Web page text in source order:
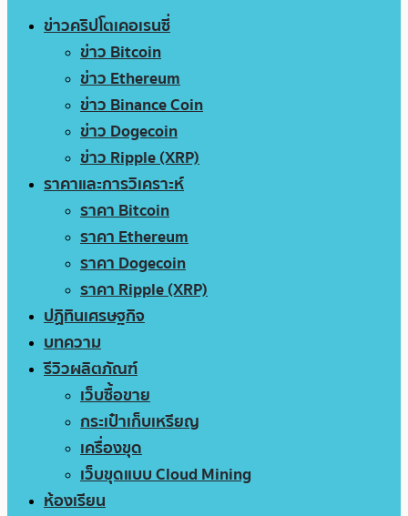
ข่าวคริปโตเคอเรนซี่
ข่าว Bitcoin
ข่าว Ethereum
ข่าว Binance Coin
ข่าว Dogecoin
ข่าว Ripple (XRP)
ราคาและการวิเคราะห์
ราคา Bitcoin
ราคา Ethereum
ราคา Dogecoin
ราคา Ripple (XRP)
ปฏิทินเศรษฐกิจ
บทความ
รีวิวผลิตภัณฑ์
เว็บซื้อขาย
กระเป๋าเก็บเหรียญ
เครื่องขุด
เว็บขุดแบบ Cloud Mining
ห้องเรียน